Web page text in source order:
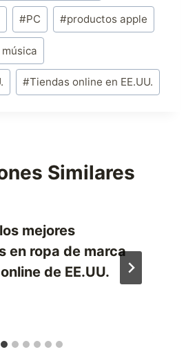
#PC #productos apple
#Tiendas online en EE.UU.
Similares
mejores
en ropa de marca
de EE.UU.